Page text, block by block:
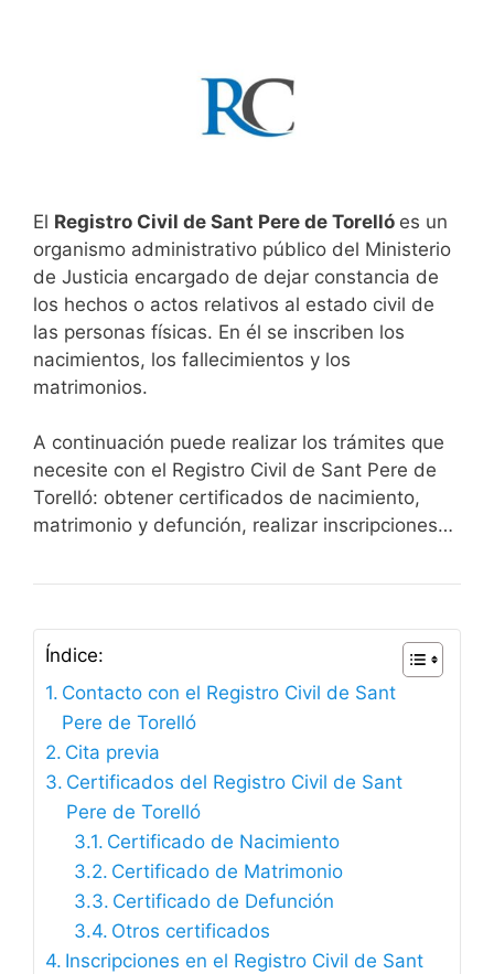
El Registro Civil de Sant Pere de Torelló es un
organismo administrativo público del Ministerio
de Justicia encargado de dejar constancia de
los hechos o actos relativos al estado civil de
las personas físicas. En él se inscriben los
nacimientos, los fallecimientos y los
matrimonios.
A continuación puede realizar los trámites que
necesite con el Registro Civil de Sant Pere de
Torelló: obtener certificados de nacimiento,
matrimonio y defunción, realizar inscripciones…
Índice:
Contacto con el Registro Civil de Sant
Pere de Torelló
Cita previa
Certificados del Registro Civil de Sant
Pere de Torelló
Certificado de Nacimiento
Certificado de Matrimonio
Certificado de Defunción
Otros certificados
Inscripciones en el Registro Civil de Sant